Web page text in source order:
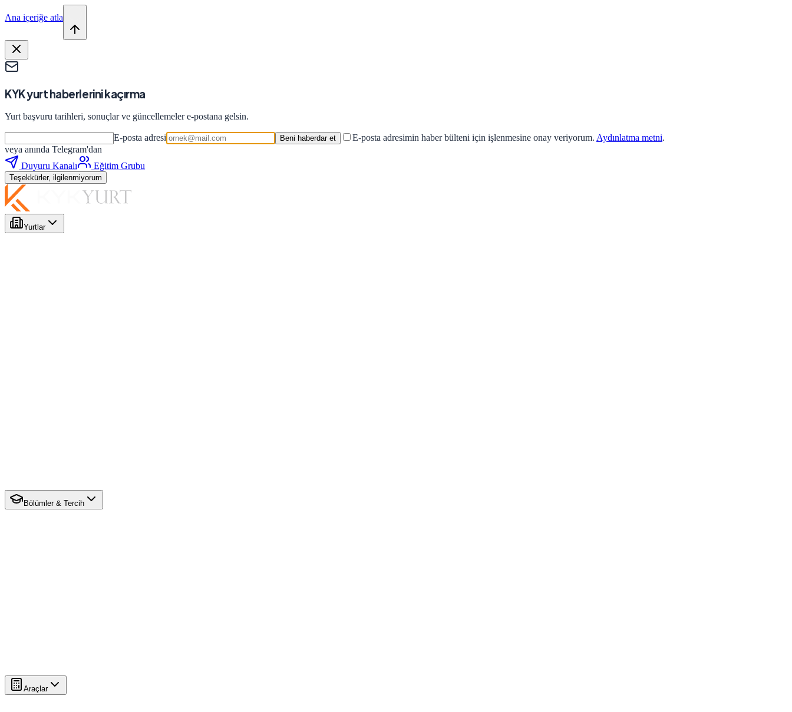
Ana içeriğe atla
KYK yurt haberlerini kaçırma
Yurt başvuru tarihleri, sonuçlar ve güncellemeler e-postana gelsin.
E-posta adresi Beni haberdar et E-posta adresimin haber bülteni için işlenmesine onay veriyorum. Aydınlatma metni.
veya anında Telegram'dan
Duyuru Kanalı
Eğitim Grubu
Teşekkürler, ilgilenmiyorum
Yurtlar
Bölümler & Tercih
Araçlar